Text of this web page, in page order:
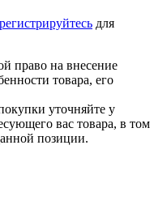
для
право на внесение
товара, его
уточняйте у
вас товара, в том
позиции.